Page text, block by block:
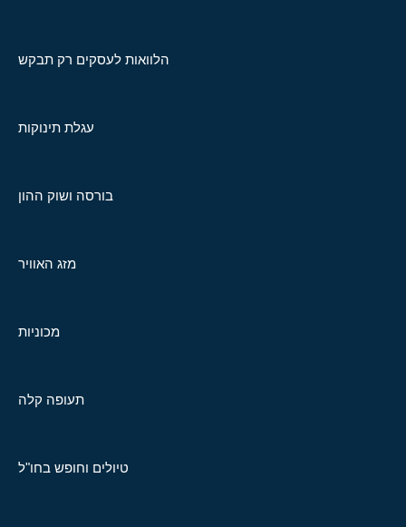
הלוואות לעסקים רק תבקש
עגלת תינוקות
בורסה ושוק ההון
מזג האוויר
מכוניות
תעופה קלה
טיולים וחופש בחו"ל